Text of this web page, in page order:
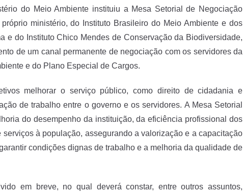
do Meio Ambiente instituiu a Mesa Setorial de Negociação
ministério, do Instituto Brasileiro do Meio Ambiente e dos
e do Instituto Chico Mendes de Conservação da Biodiversidade,
de um canal permanente de negociação com os servidores da
e do Plano Especial de Cargos.
melhorar o serviço público, como direito de cidadania e
de trabalho entre o governo e os servidores. A Mesa Setorial
do desempenho da instituição, da eficiência profissional dos
à população, assegurando a valorização e a capacitação
condições dignas de trabalho e a melhoria da qualidade de
em breve, no qual deverá constar, entre outros assuntos,